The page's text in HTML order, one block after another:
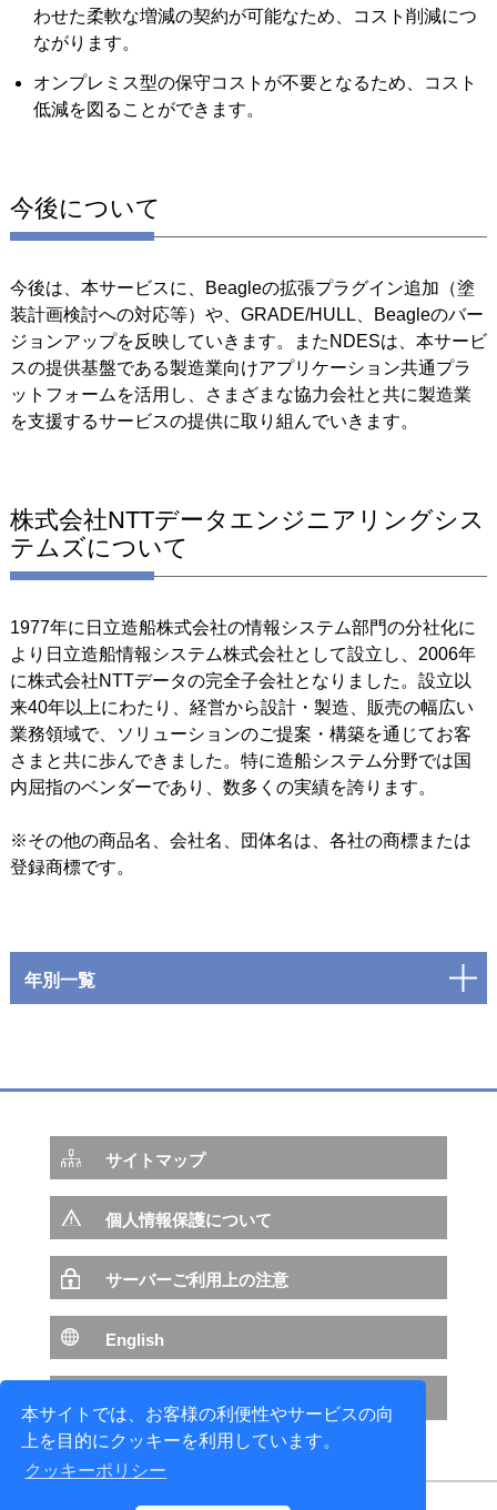
本サイトでは、お客様の利便性やサービスの向
上を目的にクッキーを利用しています。
クッキーポリシー
わせた柔軟な増減の契約が可能なため、コスト削減につ
ながります。
オンプレミス型の保守コストが不要となるため、コスト
低減を図ることができます。
今後について
今後は、本サービスに、Beagleの拡張プラグイン追加（塗
装計画検討への対応等）や、GRADE/HULL、Beagleのバー
ジョンアップを反映していきます。またNDESは、本サービ
スの提供基盤である製造業向けアプリケーション共通プラ
ットフォームを活用し、さまざまな協力会社と共に製造業
を支援するサービスの提供に取り組んでいきます。
株式会社NTTデータエンジニアリングシス
テムズについて
1977年に日立造船株式会社の情報システム部門の分社化に
より日立造船情報システム株式会社として設立し、2006年
に株式会社NTTデータの完全子会社となりました。設立以
来40年以上にわたり、経営から設計・製造、販売の幅広い
業務領域で、ソリューションのご提案・構築を通じてお客
さまと共に歩んできました。特に造船システム分野では国
内屈指のベンダーであり、数多くの実績を誇ります。
※その他の商品名、会社名、団体名は、各社の商標または
登録商標です。
年別一覧
サイトマップ
個人情報保護について
サーバーご利用上の注意
English